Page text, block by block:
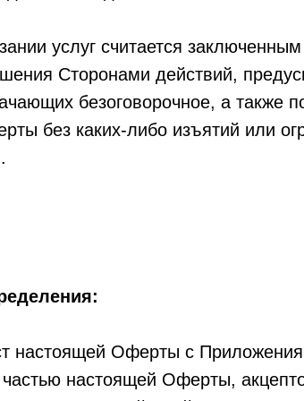
услуг считается
Сторонами действий,
безоговорочное, а также
без каких-либо изъятий или
настоящей Оферты с
настоящей Оферты,